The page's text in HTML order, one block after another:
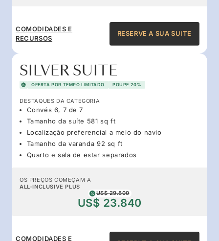
COMODIDADES E
RECURSOS
RESERVE A SUA SUITE
SILVER SUITE
OFERTA POR TEMPO LIMITADO POUPE 20%
DESTAQUES DA CATEGORIA
Convés 6, 7 de 7
Tamanho da suíte 581 sq ft
Localização preferencial a meio do navio
Tamanho da varanda 92 sq ft
Quarto e sala de estar separados
OS PREÇOS COMEÇAM A
ALL-INCLUSIVE PLUS
US$ 29.800
US$ 23.840
COMODIDADES E